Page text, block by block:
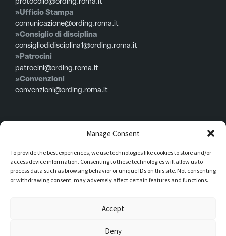
Manage Consent
To provide the best experiences, we use technologies like cookies to store and/or
access device information. Consenting to these technologies will allow us to
process data such as browsing behavior or unique IDs on this site. Not consenting
or withdrawing consent, may adversely affect certain features and functions.
Accept
Deny
protocollo@ording.roma.it
»Ufficio Stampa
comunicazione@ording.roma.it
»Consiglio di disciplina
consigliodidisciplina1@ording.roma.it
»Patrocini
patrocini@ording.roma.it
»Convenzioni
convenzioni@ording.roma.it
Menù
Privacy policy
Cookie policy
Consiglio in carica